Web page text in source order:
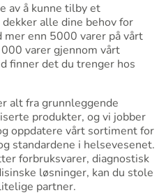
av å kunne tilby et
alle dine behov for
enn 5000 varer på vårt
varer gjennom vårt
finner det du trenger hos
alt fra grunnleggende
produkter, og vi jobber
oppdatere vårt sortiment for
standardene i helsevesenet.
forbruksvarer, diagnostisk
løsninger, kan du stole
partner.